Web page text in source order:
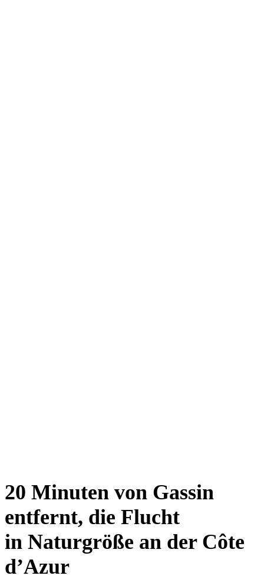
20 Minuten von Gassin
entfernt, die Flucht
in Naturgröße an der Côte
d’Azur